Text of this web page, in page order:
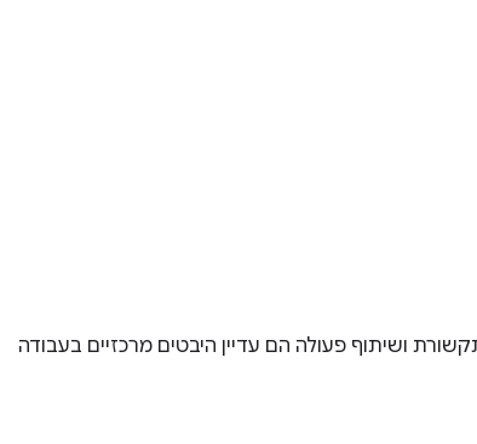
ושיתוף פעולה הם עדיין היבטים מרכזיים בעבודה